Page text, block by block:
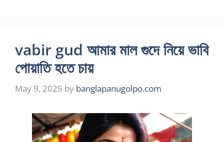
vabir gud আমার মাল গুদে নিয়ে ভাবি
পোয়াতি হতে চায়
May 9, 2025 by banglapanugolpo.com